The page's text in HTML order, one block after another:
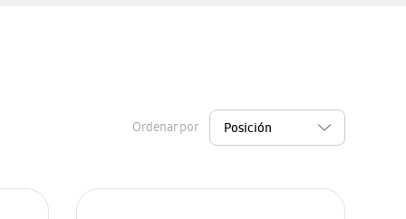
Ordenar por